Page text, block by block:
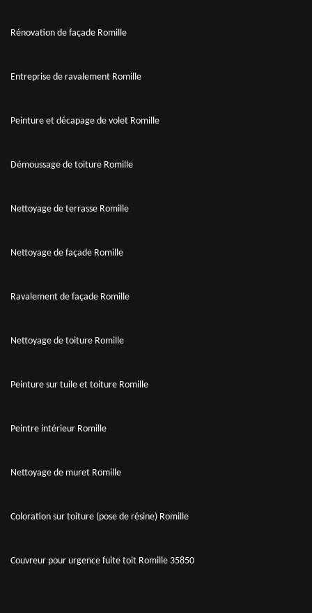
Rénovation de façade Romille
Entreprise de ravalement Romille
Peinture et décapage de volet Romille
Démoussage de toiture Romille
Nettoyage de terrasse Romille
Nettoyage de façade Romille
Ravalement de façade Romille
Nettoyage de toiture Romille
Peinture sur tuile et toiture Romille
Peintre intérieur Romille
Nettoyage de muret Romille
Coloration sur toiture (pose de résine) Romille
Couvreur pour urgence fuite toit Romille 35850